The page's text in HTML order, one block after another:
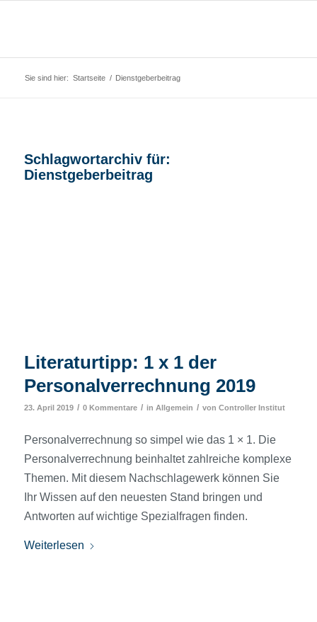
Sie sind hier: Startseite / Dienstgeberbeitrag
Schlagwortarchiv für:
Dienstgeberbeitrag
Literaturtipp: 1 x 1 der
Personalverrechnung 2019
23. April 2019 / 0 Kommentare / in Allgemein / von Controller Institut
Personalverrechnung so simpel wie das 1 × 1. Die
Personalverrechnung beinhaltet zahlreiche komplexe
Themen. Mit diesem Nachschlagewerk können Sie
Ihr Wissen auf den neuesten Stand bringen und
Antworten auf wichtige Spezialfragen finden.
Weiterlesen